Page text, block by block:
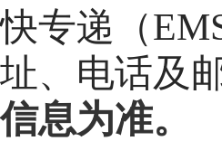
快专递（
址、电话及
信息为准。